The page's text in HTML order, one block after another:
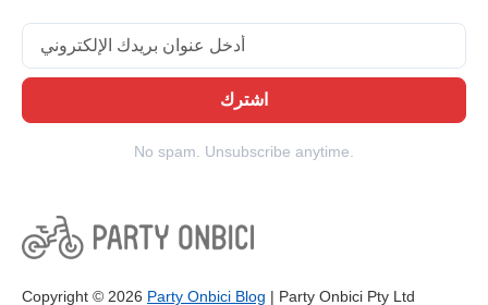
Email
اشترك
No spam. Unsubscribe anytime.
Copyright © 2026 Party Onbici Blog | Party Onbici Pty Ltd